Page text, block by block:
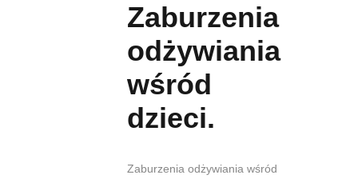
Zaburzenia
odżywiania
wśród
dzieci.
Zaburzenia odżywiania wśród